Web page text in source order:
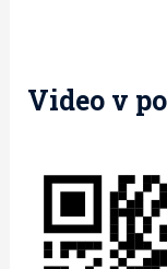
Video v